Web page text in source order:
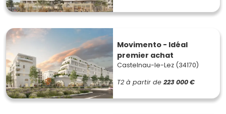
Movimento - Idéal
premier achat
Castelnau-le-Lez (34170)
T2 à partir de 223 000 €